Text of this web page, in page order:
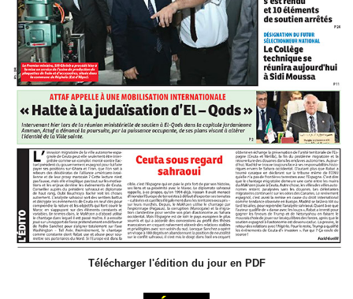
Télécharger l'édition du jour en PDF